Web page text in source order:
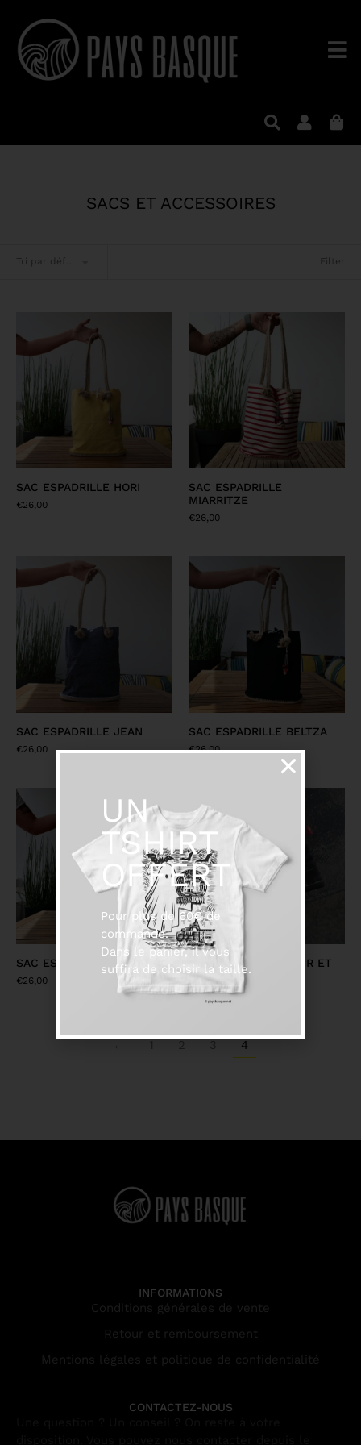
SACS ET ACCESSOIRES
Filter
SAC ESPADRILLE HORI
€26,00
SAC ESPADRILLE
MIARRITZE
€26,00
SAC ESPADRILLE JEAN
€26,00
SAC ESPADRILLE BELTZA
€26,00
SAC ESPADRILLE ECRU
€26,00
POCHETTE SURF NOIR ET
BLANC
€23,00
2 3 4
INFORMATIONS
Conditions générales de vente
Retour et remboursement
Mentions légales et politique de confidentialité
CONTACTEZ-NOUS
UN
TSHIRT
OFFERT
Pour plus de 60€ de
commande.
Dans le panier, il vous
suffira de choisir la taille.